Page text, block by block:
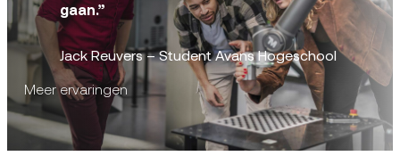
gaan.”
Jack Reuvers – Student Avans Hogeschool
Meer ervaringen